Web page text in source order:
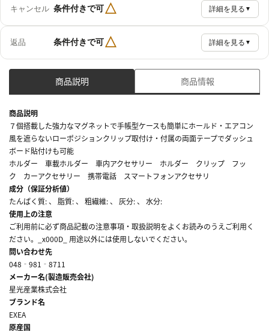
キャンセル 条件付きで可△ 詳細を見る ▼
返品 条件付きで可△ 詳細を見る ▼
商品説明 商品情報
商品説明
７個搭載した強力なマグネットで手帳型ケースも簡単にホールド・エアコン
風を遮らないローポジションクリップ取付け・付属の両面テープでダッシュ
ボード貼付けも可能
ホルダー 車載ホルダー 車内アクセサリー ホルダー クリップ フッ
ク カーアクセサリー 携帯電話 スマートフォンアクセサリ
成分（保証分析値）
たんぱく質: 、 脂質: 、 粗繊維: 、 灰分: 、 水分:
使用上の注意
ご利用前に必ず商品記載の注意事項・取扱説明をよくお読みのうえご利用く
ださい。_x000D_ 用途以外には使用しないでください。
問い合わせ先
048‐981‐8711
メーカー名(製造販売会社)
星光産業株式会社
ブランド名
EXEA
原産国